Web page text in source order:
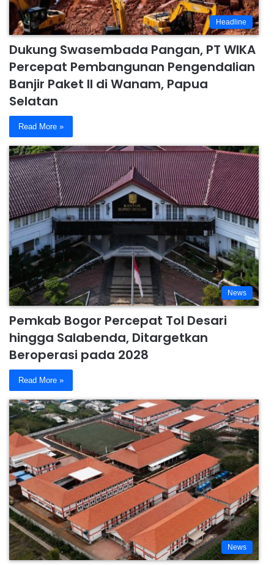
Headline
Dukung Swasembada Pangan, PT WIKA
Percepat Pembangunan Pengendalian
Banjir Paket II di Wanam, Papua
Selatan
Read More »
News
Pemkab Bogor Percepat Tol Desari
hingga Salabenda, Ditargetkan
Beroperasi pada 2028
Read More »
News